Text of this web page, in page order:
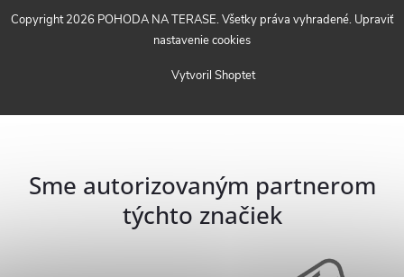
Vytvoril Shoptet
Copyright 2026 POHODA NA TERASE. Všetky práva vyhradené. Upraviť
nastavenie cookies
Sme autorizovaným partnerom
týchto značiek